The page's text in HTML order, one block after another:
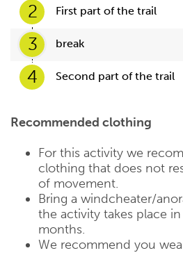
2 First part of the trail
3 break
4 Second part of the trail
Recommended clothing
For this activity we
clothing that does not
of movement.
Bring a windcheater/
the activity takes place
months.
We recommend you